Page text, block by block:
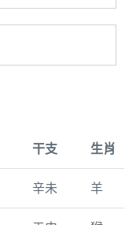
干支 生肖
辛未 羊